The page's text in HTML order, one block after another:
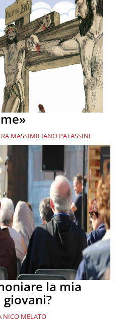
MASSIMILIANO PATASSINI
la mia
NICO MELATO